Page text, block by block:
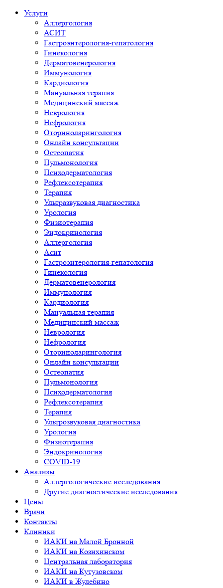
Услуги
Аллергология
АСИТ
Гастроэнтерология-гепатология
Гинекология
Дерматовенерология
Иммунология
Кардиология
Мануальная терапия
Медицинский массаж
Неврология
Нефрология
Оториноларингология
Онлайн консультации
Остеопатия
Пульмонология
Психодерматология
Рефлексотерапия
Терапия
Ультразвуковая диагностика
Урология
Физиотерапия
Эндокринология
Аллергология
Асит
Гастроэнтерология-гепатология
Гинекология
Дерматовенерология
Иммунология
Кардиология
Мануальная терапия
Медицинский массаж
Неврология
Нефрология
Оториноларингология
Онлайн консультации
Остеопатия
Пульмонология
Психодерматология
Рефлексотерапия
Терапия
Ультрозвуковая диагностика
Урология
Физиотерапия
Эндокринология
COVID-19
Анализы
Аллергологические исследования
Другие диагностические исследования
Цены
Врачи
Контакты
Клиники
ИАКИ на Малой Бронной
ИАКИ на Козихинском
Центральная лаборатория
ИАКИ на Кутузовском
ИАКИ в Жулебино